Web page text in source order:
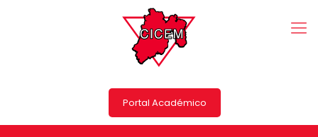
Portal Académico